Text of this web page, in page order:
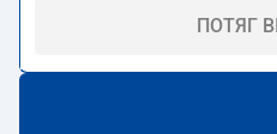
ПОТЯГ